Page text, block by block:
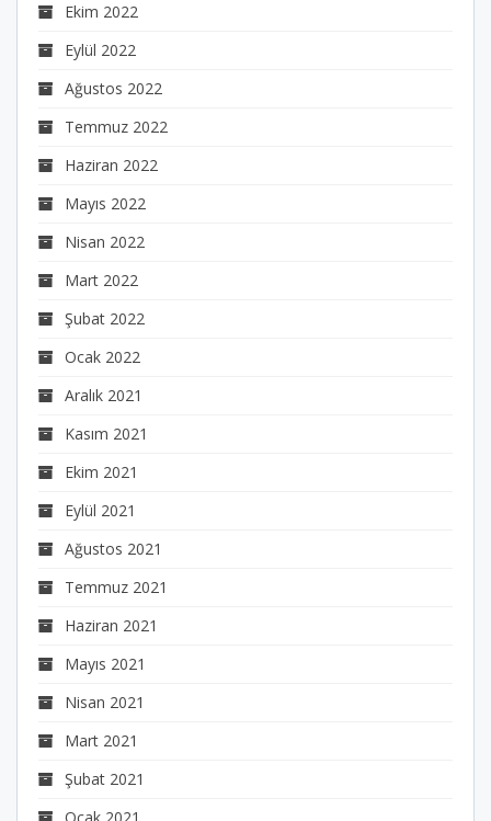
Ekim 2022
Eylül 2022
Ağustos 2022
Temmuz 2022
Haziran 2022
Mayıs 2022
Nisan 2022
Mart 2022
Şubat 2022
Ocak 2022
Aralık 2021
Kasım 2021
Ekim 2021
Eylül 2021
Ağustos 2021
Temmuz 2021
Haziran 2021
Mayıs 2021
Nisan 2021
Mart 2021
Şubat 2021